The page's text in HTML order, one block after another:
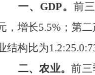
一、 GDP。前
，增长5.5% ；第
结构比为1.2:25.0:
二、农业。前三